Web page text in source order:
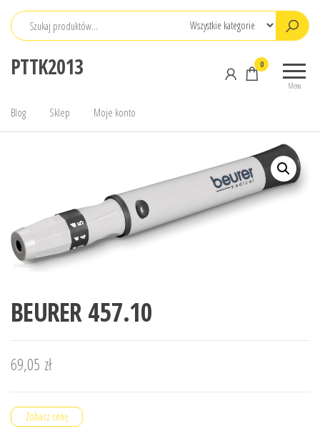
Przejdź
PTTK2013
Menu
0
Blog Sklep Moje konto
BEURER 457.10
69,05 zł
Zobacz cenę